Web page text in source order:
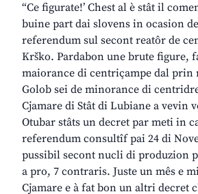
“Ce figurate!’ Chest al è stât il
buine part dai slovens in ocasion
referendum sul secont reatôr de
Krško. Pardabon une brute figure,
maiorance di centriçampe dal
Golob sei de minorance di
Cjamare di Stât di Lubiane a vevin
Otubar stâts un decret par meti in
referendum consultîf pai 24 di
pussibil secont nucli di produzion
a pro, 7 contraris. Juste un mês e
Cjamare e à fat bon un altri decret